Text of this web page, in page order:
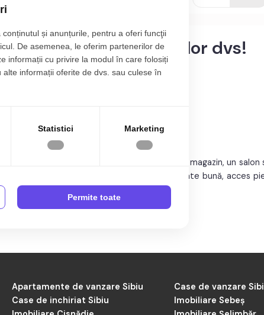
corespunda criteriilor dvs!
locul potrivit. Indiferent că vrei să deschizi un magazin, un salon
orașului. Selectăm doar spații cu vizibilitate bună, acces
aici poți compara ușor opțiunile și filtra după suprafață,
Apartamente de vanzare Sibiu
Case de vanzare
Case de inchiriat Sibiu
Imobiliare Sebeș
și anunțurile, pentru a oferi funcţii
De asemenea, le oferim partenerilor de
informații cu privire la modul în care folosiți
informații oferite de dvs. sau culese în
Statistici Marketing
Permite toate